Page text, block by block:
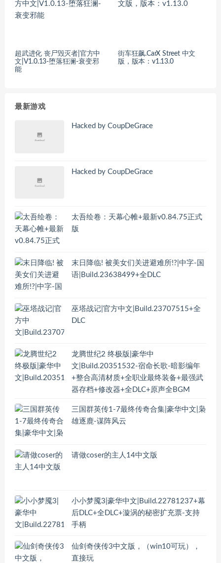
超武进化 丧尸毁灭者|官方中
文|V1.0.13-堕落狂澜-衰变邪
能
街车狂飙.CarX Street 中文
版，版本：v1.13.0
最新游戏
Hacked by CoupDeGrace
Hacked by CoupDeGrace
太吾绘卷：天幕心帷+最新v0.84.75正式
版
末日降临! 被美女们关进避难所!?|中字-国
语|Build.23638499+全DLC
巫塔战记|官方中文|Build.23707515+全
DLC
龙腾世纪2 终极版|豪华中
文|Build.20351532-宿命长歌-暗影编年
+整合高清材质+全职业最终装备+最强武
器存档+修改器+全DLC+原声全BGM
三国群英传1-7最终传奇合集|豪华中文|枭
雄逐鹿-谋阵风云
请做coser的主人14中文版
小小梦魇3|豪华中文|Build.22781237+幕
后DLC+全DLC+漩涡的秘密扩充票-支持
手柄
仙剑奇侠传3中文版，（win10可玩），
直接玩